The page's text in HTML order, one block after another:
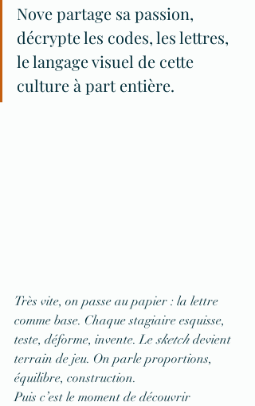
Nove partage sa passion,
décrypte les codes, les lettres,
le langage visuel de cette
culture à part entière.
Très vite, on passe au papier : la lettre
comme base. Chaque stagiaire esquisse,
teste, déforme, invente. Le sketch devient
terrain de jeu. On parle proportions,
équilibre, construction.
Puis c’est le moment de découvrir